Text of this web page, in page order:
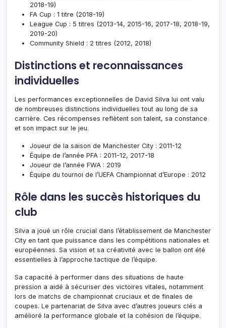
2018-19)
FA Cup : 1 titre (2018-19)
League Cup : 5 titres (2013-14, 2015-16, 2017-18, 2018-19,
2019-20)
Community Shield : 2 titres (2012, 2018)
Distinctions et reconnaissances
individuelles
Les performances exceptionnelles de David Silva lui ont valu
de nombreuses distinctions individuelles tout au long de sa
carrière. Ces récompenses reflètent son talent, sa constance
et son impact sur le jeu.
Joueur de la saison de Manchester City : 2011-12
Équipe de l’année PFA : 2011-12, 2017-18
Joueur de l’année FWA : 2019
Équipe du tournoi de l’UEFA Championnat d’Europe : 2012
Rôle dans les succès historiques du
club
Silva a joué un rôle crucial dans l’établissement de Manchester
City en tant que puissance dans les compétitions nationales et
européennes. Sa vision et sa créativité avec le ballon ont été
essentielles à l’approche tactique de l’équipe.
Sa capacité à performer dans des situations de haute
pression a aidé à sécuriser des victoires vitales, notamment
lors de matchs de championnat cruciaux et de finales de
coupes. Le partenariat de Silva avec d’autres joueurs clés a
amélioré la performance globale et la cohésion de l’équipe.